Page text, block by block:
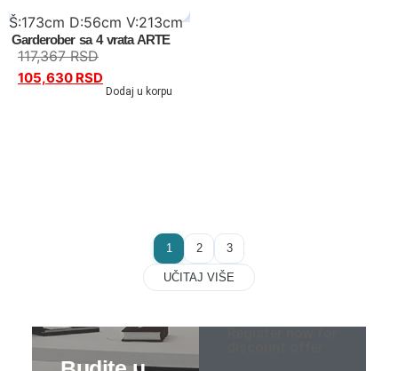
Š:173cm D:56cm V:213cm
Garderober sa 4 vrata ARTE
117,367RSD
105,630 RSD
Dodaj u korpu
1 2 3
UČITAJ VIŠE
Bračni kreveti
Kompleti